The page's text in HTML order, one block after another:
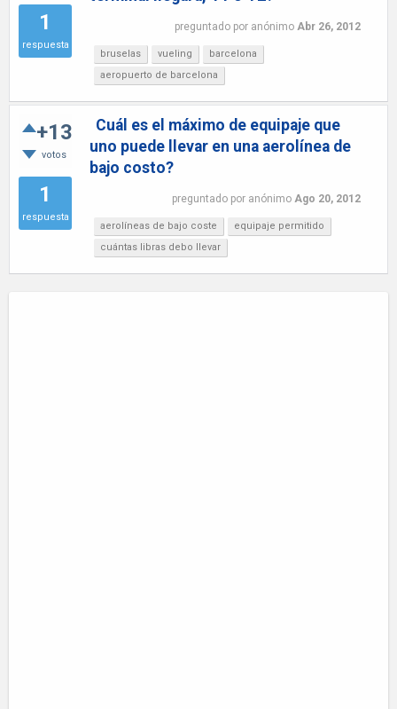
1
respuesta
preguntado por anónimo Abr 26, 2012
bruselas vueling
barcelona
aeropuerto de barcelona
+13
votos
1
respuesta
Cuál es el máximo de equipaje que
uno puede llevar en una aerolínea de
bajo costo?
preguntado por anónimo Ago 20, 2012
aerolíneas de bajo coste
equipaje permitido
cuántas libras debo llevar